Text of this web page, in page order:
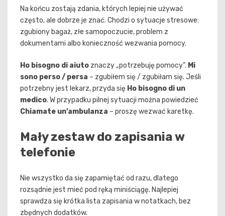
Na końcu zostają zdania, których lepiej nie używać
często, ale dobrze je znać. Chodzi o sytuacje stresowe:
zgubiony bagaż, złe samopoczucie, problem z
dokumentami albo konieczność wezwania pomocy.
Ho bisogno di aiuto znaczy „potrzebuję pomocy”. Mi
sono perso / persa – zgubiłem się / zgubiłam się. Jeśli
potrzebny jest lekarz, przyda się Ho bisogno di un
medico. W przypadku pilnej sytuacji można powiedzieć
Chiamate un’ambulanza – proszę wezwać karetkę.
Mały zestaw do zapisania w
telefonie
Nie wszystko da się zapamiętać od razu, dlatego
rozsądnie jest mieć pod ręką miniściągę. Najlepiej
sprawdza się krótka lista zapisania w notatkach, bez
zbędnych dodatków.